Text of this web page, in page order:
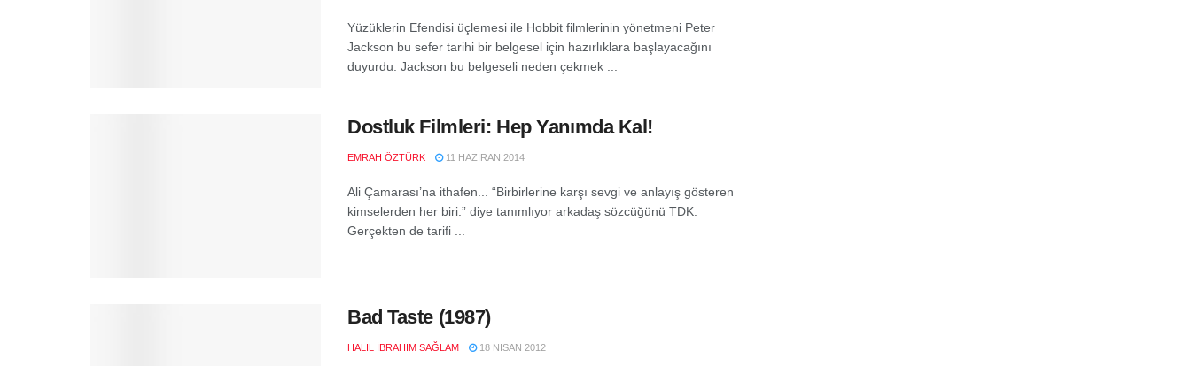
Yüzüklerin Efendisi üçlemesi ile Hobbit filmlerinin yönetmeni Peter
Jackson bu sefer tarihi bir belgesel için hazırlıklara başlayacağını
duyurdu. Jackson bu belgeseli neden çekmek ...
Dostluk Filmleri: Hep Yanımda Kal!
EMRAH ÖZTÜRK 11 HAZIRAN 2014
Ali Çamarası’na ithafen... “Birbirlerine karşı sevgi ve anlayış gösteren
kimselerden her biri.” diye tanımlıyor arkadaş sözcüğünü TDK.
Gerçekten de tarifi ...
Bad Taste (1987)
HALIL İBRAHIM SAĞLAM 18 NISAN 2012